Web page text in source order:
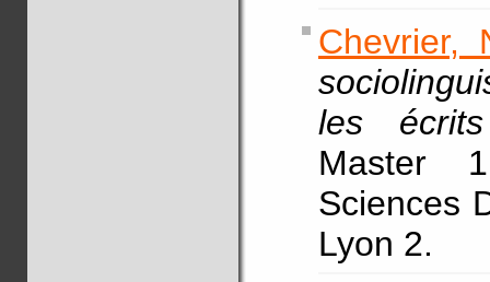
Chevrier,
les écrits
Master
Sciences
Lyon 2.